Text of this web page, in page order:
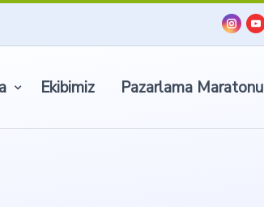
Ekibimiz Pazarlama Maratonu